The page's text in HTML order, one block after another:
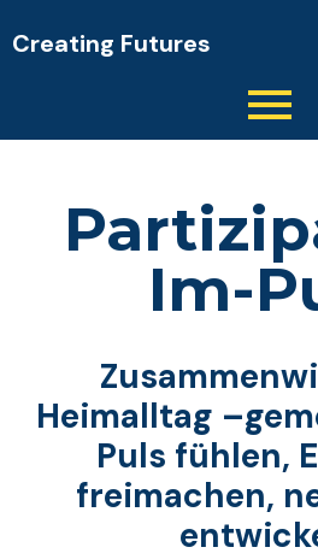
Creating Futures
Im-
Heimalltag –
Puls fühlen,
freimachen,